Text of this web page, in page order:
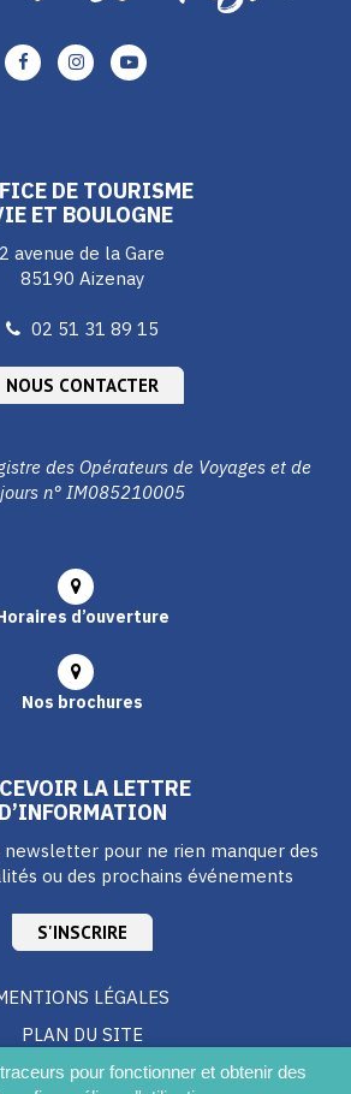
pour fonctionner et obtenir des
Lien
vers
Lien
vers
Lien
DE TOURISME
ET BOULOGNE
2 avenue de la Gare
85190 Aizenay
02 51 31 89 15
NOUS CONTACTER
des Opérateurs de Voyages et de
n° IM085210005
d’ouverture
Nos brochures
LA LETTRE
D’INFORMATION
newsletter pour ne rien manquer des
ou des prochains événements
S'INSCRIRE
LÉGALES
PLAN DU SITE
CRÉDITS